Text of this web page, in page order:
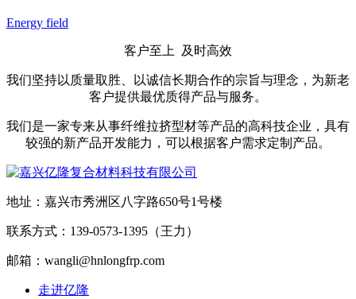
Energy field
客户至上 及时高效
我们坚持以质量取胜、以诚信长期合作的宗旨与理念，为新老
客户提供最优质得产品与服务。
我们是一家专来从事纤维拉挤型材等产品的高科技企业，具有
较强的新产品开发能力，可以根据客户需求定制产品。
地址：嘉兴市秀洲区八字路650号1号楼
联系方式：139-0573-1395（王力）
邮箱：wangli@hnlongfrp.com
走进亿隆